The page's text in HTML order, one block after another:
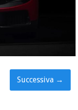
Successiva →